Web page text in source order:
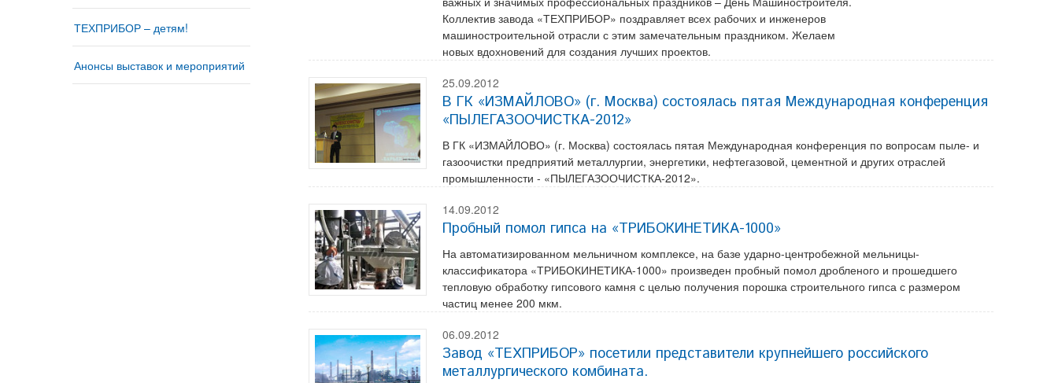
ТЕХПРИБОР – детям!
Анонсы выставок и мероприятий
Коллектив завода «ТЕХПРИБОР» поздравляет всех рабочих и инженеров
машиностроительной отрасли с этим замечательным праздником. Желаем
новых вдохновений для создания лучших проектов.
25.09.2012
В ГК «ИЗМАЙЛОВО» (г. Москва) состоялась пятая Международная конференция
«ПЫЛЕГАЗООЧИСТКА-2012»
В ГК «ИЗМАЙЛОВО» (г. Москва) состоялась пятая Международная конференция по вопросам пыле- и
газоочистки предприятий металлургии, энергетики, нефтегазовой, цементной и других отраслей
промышленности - «ПЫЛЕГАЗООЧИСТКА-2012».
14.09.2012
Пробный помол гипса на «ТРИБОКИНЕТИКА-1000»
На автоматизированном мельничном комплексе, на базе ударно-центробежной мельницы-
классификатора «ТРИБОКИНЕТИКА-1000» произведен пробный помол дробленого и прошедшего
тепловую обработку гипсового камня с целью получения порошка строительного гипса с размером
частиц менее 200 мкм.
06.09.2012
Завод «ТЕХПРИБОР» посетили представители крупнейшего российского
металлургического комбината.